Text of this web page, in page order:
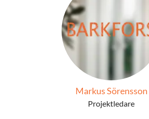
Markus Sörensson
Projektledare